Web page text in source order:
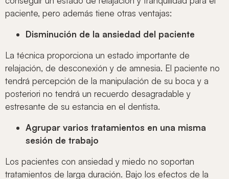
paciente, pero además tiene otras ventajas:
Disminución de la ansiedad del paciente
La técnica proporciona un estado importante de
relajación, de desconexión y de amnesia. El paciente no
tendrá percepción de la manipulación de su boca y a
posteriori no tendrá un recuerdo desagradable y
estresante de su estancia en el dentista.
Agrupar varios tratamientos en una misma
sesión de trabajo
Los pacientes con ansiedad y miedo no soportan
tratamientos de larga duración. Bajo los efectos de la